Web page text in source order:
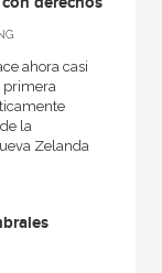
ahora casi
primera
la
Zelanda